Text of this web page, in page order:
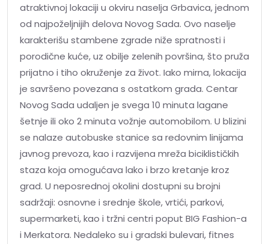
atraktivnoj lokaciji u okviru naselja Grbavica, jednom
od najpoželjnijih delova Novog Sada. Ovo naselje
karakterišu stambene zgrade niže spratnosti i
porodične kuće, uz obilje zelenih površina, što pruža
prijatno i tiho okruženje za život. Iako mirna, lokacija
je savršeno povezana s ostatkom grada. Centar
Novog Sada udaljen je svega 10 minuta lagane
šetnje ili oko 2 minuta vožnje automobilom. U blizini
se nalaze autobuske stanice sa redovnim linijama
javnog prevoza, kao i razvijena mreža biciklističkih
staza koja omogućava lako i brzo kretanje kroz
grad. U neposrednoj okolini dostupni su brojni
sadržaji: osnovne i srednje škole, vrtići, parkovi,
supermarketi, kao i tržni centri poput BIG Fashion-a
i Merkatora. Nedaleko su i gradski bulevari, fitnes